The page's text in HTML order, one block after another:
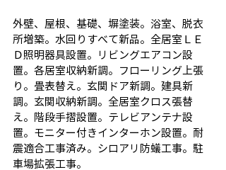
外壁、屋根、基礎、塀塗装。浴室、脱衣
所増築。水回りすべて新品。全居室ＬＥ
Ｄ照明器具設置。リビングエアコン設
置。各居室収納新調。フローリング上張
り。畳表替え。玄関ドア新調。建具新
調。玄関収納新調。全居室クロス張替
え。階段手摺設置。テレビアンテナ設
置。モニター付きインターホン設置。耐
震適合工事済み。シロアリ防蟻工事。駐
車場拡張工事。